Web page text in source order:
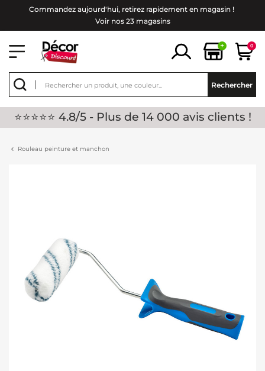
Commandez aujourd'hui, retirez rapidement en magasin !
Voir nos 23 magasins
+ 0
Rechercher
⭐⭐⭐⭐⭐ 4.8/5 - Plus de 14 000 avis clients !
Rouleau peinture et manchon